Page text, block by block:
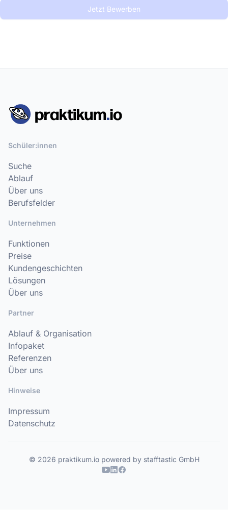
Jetzt Bewerben
Schüler:innen
Suche
Ablauf
Über uns
Berufsfelder
Unternehmen
Funktionen
Preise
Kundengeschichten
Lösungen
Über uns
Partner
Ablauf & Organisation
Infopaket
Referenzen
Über uns
Hinweise
Impressum
Datenschutz
© 2026 praktikum.io powered by stafftastic GmbH